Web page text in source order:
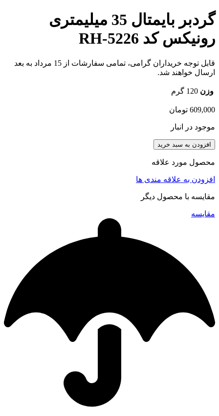
گردبر بایمتال 35 میلیمتری
رونیکس کد RH-5226
قابل توجه خریداران گرامی، تمامی سفارشات از 15 مرداد به بعد
ارسال خواهند شد.
وزن 120 گرم
609,000 تومان
موجود در انبار
افزودن به سبد خرید
محصول مورد علاقه
افزودن به علاقه مندی ها
مقایسه با محصول دیگر
مقایسه